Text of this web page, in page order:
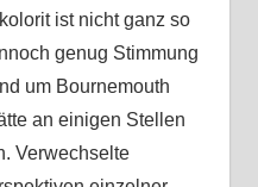
ist nicht ganz so
genug Stimmung
um Bournemouth
an einigen Stellen
Verwechselte